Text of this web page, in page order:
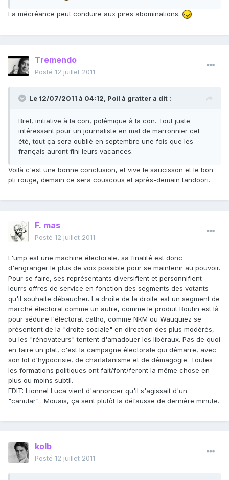
La mécréance peut conduire aux pires abominations.
Tremendo
Posté 12 juillet 2011
Le 12/07/2011 à 04:12, Poil à gratter a dit :
Bref, initiative à la con, polémique à la con. Tout juste
intéressant pour un journaliste en mal de marronnier cet
été, tout ça sera oublié en septembre une fois que les
français auront fini leurs vacances.
Voilà c'est une bonne conclusion, et vive le saucisson et le bon
pti rouge, demain ce sera couscous et après-demain tandoori.
F. mas
Posté 12 juillet 2011
L'ump est une machine électorale, sa finalité est donc
d'engranger le plus de voix possible pour se maintenir au pouvoir.
Pour se faire, ses représentants diversifient et personnifient
leurrs offres de service en fonction des segments des votants
qu'il souhaite débaucher. La droite de la droite est un segment de
marché électoral comme un autre, comme le produit Boutin est là
pour séduire l'électorat catho, comme NKM ou Wauquiez se
présentent de la "droite sociale" en direction des plus modérés,
ou les "rénovateurs" tentent d'amadouer les libéraux. Pas de quoi
en faire un plat, c'est la campagne électorale qui démarre, avec
son lot d'hypocrisie, de charlatanisme et de démagogie. Toutes
les formations politiques ont fait/font/feront la même chose en
plus ou moins subtil.
EDIT: Lionnel Luca vient d'annoncer qu'il s'agissait d'un
"canular"…Mouais, ça sent plutôt la défausse de dernière minute.
kolb
Posté 12 juillet 2011